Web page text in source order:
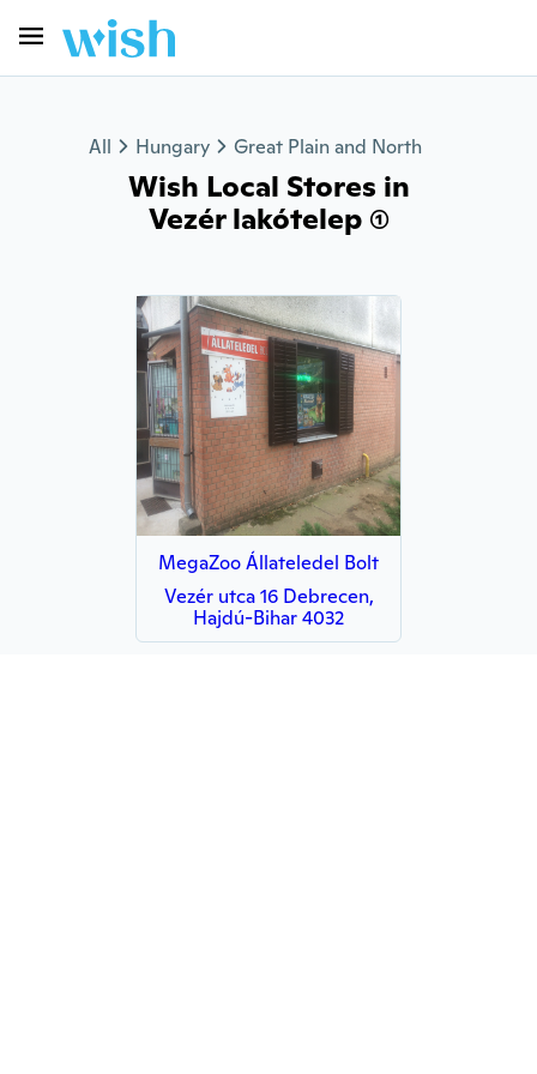
All Hungary Great Plain and North
Wish Local Stores in
Vezér lakótelep (1)
MegaZoo Állateledel Bolt
Vezér utca 16 Debrecen,
Hajdú-Bihar 4032